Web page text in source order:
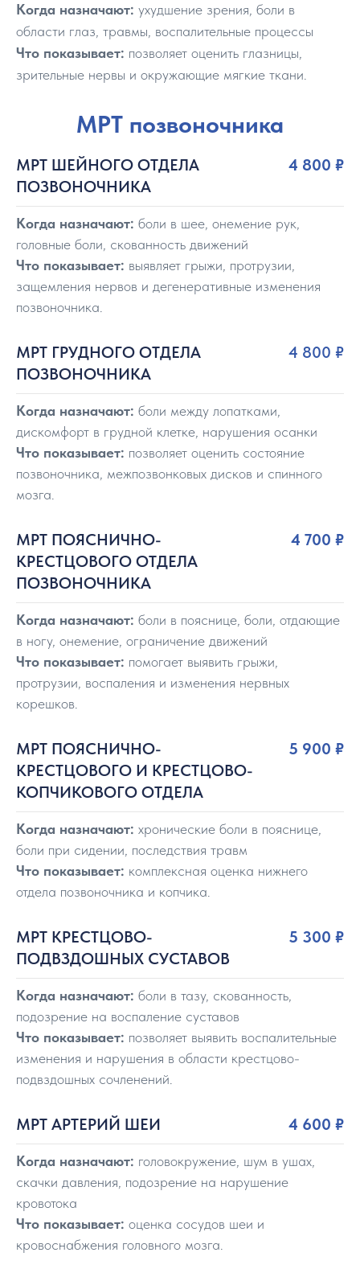
Когда назначают: ухудшение зрения, боли в
области глаз, травмы, воспалительные процессы
Что показывает: позволяет оценить глазницы,
зрительные нервы и окружающие мягкие ткани.
МРТ позвоночника
МРТ ШЕЙНОГО ОТДЕЛА
ПОЗВОНОЧНИКА
4 800 ₽
Когда назначают: боли в шее, онемение рук,
головные боли, скованность движений
Что показывает: выявляет грыжи, протрузии,
защемления нервов и дегенеративные изменения
позвоночника.
МРТ ГРУДНОГО ОТДЕЛА
ПОЗВОНОЧНИКА
4 800 ₽
Когда назначают: боли между лопатками,
дискомфорт в грудной клетке, нарушения осанки
Что показывает: позволяет оценить состояние
позвоночника, межпозвонковых дисков и спинного
мозга.
МРТ ПОЯСНИЧНО-
КРЕСТЦОВОГО ОТДЕЛА
ПОЗВОНОЧНИКА
4 700 ₽
Когда назначают: боли в пояснице, боли, отдающие
в ногу, онемение, ограничение движений
Что показывает: помогает выявить грыжи,
протрузии, воспаления и изменения нервных
корешков.
МРТ ПОЯСНИЧНО-
КРЕСТЦОВОГО И КРЕСТЦОВО-
КОПЧИКОВОГО ОТДЕЛА
5 900 ₽
Когда назначают: хронические боли в пояснице,
боли при сидении, последствия травм
Что показывает: комплексная оценка нижнего
отдела позвоночника и копчика.
МРТ КРЕСТЦОВО-
ПОДВЗДОШНЫХ СУСТАВОВ
5 300 ₽
Когда назначают: боли в тазу, скованность,
подозрение на воспаление суставов
Что показывает: позволяет выявить воспалительные
изменения и нарушения в области крестцово-
подвздошных сочленений.
МРТ АРТЕРИЙ ШЕИ 4 600 ₽
Когда назначают: головокружение, шум в ушах,
скачки давления, подозрение на нарушение
кровотока
Что показывает: оценка сосудов шеи и
кровоснабжения головного мозга.